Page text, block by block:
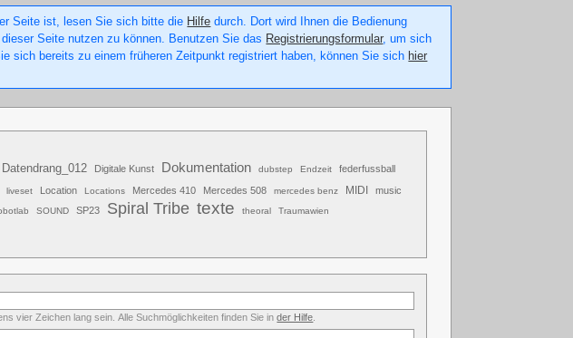
Seite ist, lesen Sie sich bitte die Hilfe durch. Dort wird Ihnen die Bedienung
Seite nutzen zu können. Benutzen Sie das Registrierungsformular, um sich
sich bereits zu einem früheren Zeitpunkt registriert haben, können Sie sich hier
Datendrang_012 Digitale Kunst Dokumentation dubstep Endzeit federfussball
liveset Location Locations Mercedes 410 Mercedes 508 mercedes benz MIDI music
SOUND SP23 Spiral Tribe texte theoral Traumawien
vier Zeichen lang sein. Alle Suchmöglichkeiten finden Sie inder Hilfe